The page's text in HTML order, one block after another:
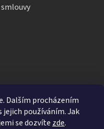
Dalším procházením
používáním. Jak
se dozvíte zde.